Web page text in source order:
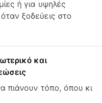
ή για υψηλές
ξοδεύεις στο
και
πιάνουν τόπο, όπου κι